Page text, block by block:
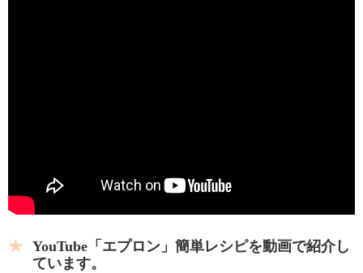
YouTube「エプロン」簡単レシピを動画で紹介し
ています。